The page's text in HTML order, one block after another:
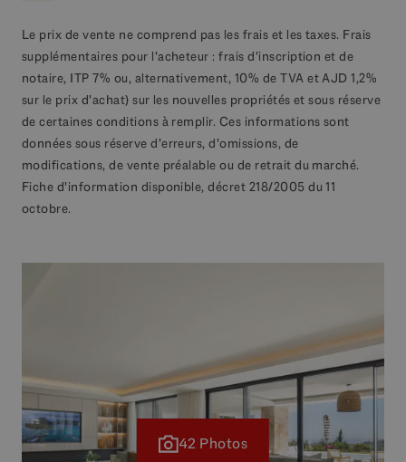
Le prix de vente ne comprend pas les frais et les taxes. Frais
supplémentaires pour l'acheteur : frais d'inscription et de
notaire, ITP 7% ou, alternativement, 10% de TVA et AJD 1,2%
sur le prix d'achat) sur les nouvelles propriétés et sous réserve
de certaines conditions à remplir. Ces informations sont
données sous réserve d'erreurs, d'omissions, de
modifications, de vente préalable ou de retrait du marché.
Fiche d'information disponible, décret 218/2005 du 11
octobre.
42 Photos